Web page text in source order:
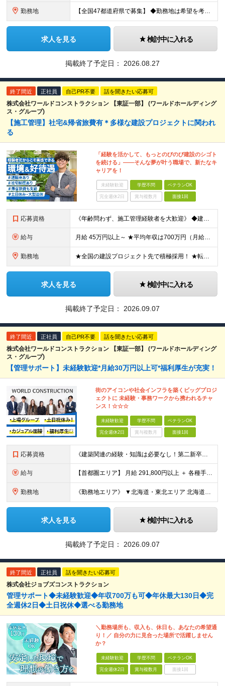
勤務地 【全国47都道府県で募集】 ◆勤務地は希望を考慮 ◆転勤なし ◆U・I・Jターン歓迎！ ◆基本直行直帰 ＼積極採用中／ 東北：宮城県、福島県 関東：東京都、神奈川県、埼玉県、千葉県 東海：愛知県、三
求人を見る 検討中に入れる
掲載終了予定日： 2026.08.27
終了間近 正社員 自己PR不要 話を聞きたい応募可
株式会社ワールドコンストラクション 【東証一部】 (ワールドホールディング
ス・グループ)
【施工管理】社宅&帰省旅費有＊多様な建設プロジェクトに関われ
る
「経験を活かして、もっとのびのび建設のシゴト
を続ける」――そんな夢が叶う職場で、新たなキ
ャリアを！
未経験歓迎 学歴不問 ベテランOK
完全週休2日 賞与複数月 面接1回
応募資格 《年齢問わず、施工管理経験者を大歓迎》 ◆建設業界で技術系の実務経験があればOK ★経験に応じて、月給50万円以上、平均年収700万円以上も可能です 《応募条件》 ◆建設業界で技術系職種（施工管理や
給与 月給 45万円以上～ ★平均年収は700万円（月給50万円） ◎残業手当は、全額別途支給します。 ◎年齢・経験・能力などを考慮の上、決定します。 ◎試用期間3ヶ月あり。その間の待遇に変動はありません
勤務地 ★全国の建設プロジェクト先で積極採用！ ★転居を伴う転勤なし ★配属先は希望を最大限考慮します ★I・Uターン支援・寮あり ★案件によりマイカー通勤OK ＝拠点一覧＝ ◆本社／東京都港区東新橋2丁目
求人を見る 検討中に入れる
掲載終了予定日： 2026.09.07
終了間近 正社員 自己PR不要 話を聞きたい応募可
株式会社ワールドコンストラクション 【東証一部】 (ワールドホールディング
ス・グループ)
【管理サポート】未経験歓迎*月給30万円以上可*福利厚生が充実！
街のアイコンや社会インフラを築くビッグプロジ
ェクトに 未経験・事務ワークから携われるチャ
ンス！☆☆☆
未経験歓迎 学歴不問 ベテランOK
完全週休2日 賞与複数月 面接1回
応募資格 《建築関連の経験・知識は必要なし！第二新卒歓迎》 ◎学歴・経歴・性別不問 ★20～30代メンバーが活躍中 ★U・Iターン歓迎 《応募条件》 ◆35歳までの方（若年層の長期キャリア形成を図るため） ※
給与 【首都圏エリア】 月給 291,800円以上 ＋ 各種手当 【北関東エリア】 月給 264,260円以上 ＋ 各種手当 【関西・四国エリア】 月給 278,040円以上 ＋ 各種手当 【中部エリ
勤務地 《勤務地エリア》 ▼北海道・東北エリア 北海道、青森県、秋田県、宮城県、岩手県、山形県、福島県 ▼関東エリア 東京都、神奈川県、埼玉県、茨城県、千葉県、群馬県、栃木県 ▼東海・北陸エリア 新潟県、
求人を見る 検討中に入れる
掲載終了予定日： 2026.09.07
終了間近 正社員 話を聞きたい応募可
株式会社ジョブズコンストラクション
管理サポート◆未経験歓迎◆年収700万も可◆年休最大130日◆完
全週休2日◆土日祝休◆選べる勤務地
＼勤務場所も、収入も、休日も、あなたの希望通
り！／ 自分の力に見合った場所で活躍しません
か？
未経験歓迎 学歴不問 ベテランOK
完全週休2日 賞与複数月 面接1回